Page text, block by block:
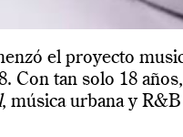
el proyecto
Con tan solo 18
, música urbana y